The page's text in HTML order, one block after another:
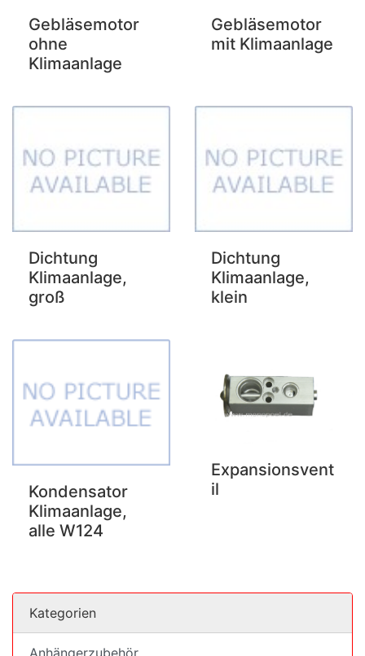
Gebläsemotor
ohne
Klimaanlage
Gebläsemotor
mit Klimaanlage
Dichtung
Klimaanlage,
groß
Dichtung
Klimaanlage,
klein
Kondensator
Klimaanlage,
alle W124
Expansionsvent
il
Kategorien